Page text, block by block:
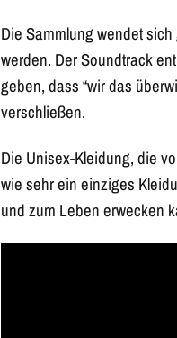
Die Sammlung wendet
werden. Der Soundtrack
geben, dass “wir das
verschließen.
Die Unisex-Kleidung, die
wie sehr ein einziges
und zum Leben erwecken